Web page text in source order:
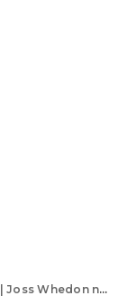
não é mais o diretor do filme da Batgirl